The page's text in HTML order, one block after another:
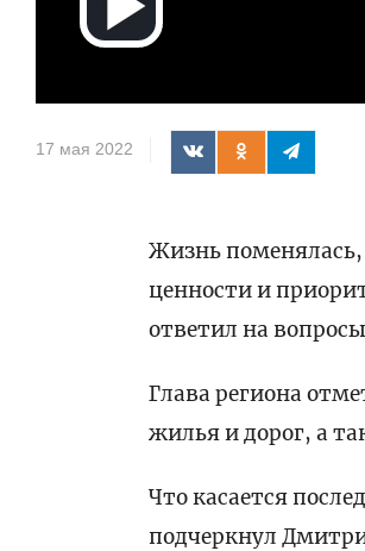
видео
17 мая 2022
Жизнь
ценности и
ответил на
Глава региона
жилья и дорог, а
Что касается
подчеркнул